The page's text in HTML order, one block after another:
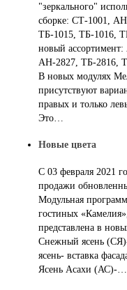
"зеркального"
сборке: СТ-1001,
ТБ-1015, ТБ-1016,
новый
АН-2827, ТБ-2816,
В новых модулях
присутствуют
правых и только
Это…
Новые цвета
С 03 февраля 2021
продажи
Модульная
гостиных
представлена в
Снежный ясень
ясень- вставка
Ясень Асахи (АС)-…